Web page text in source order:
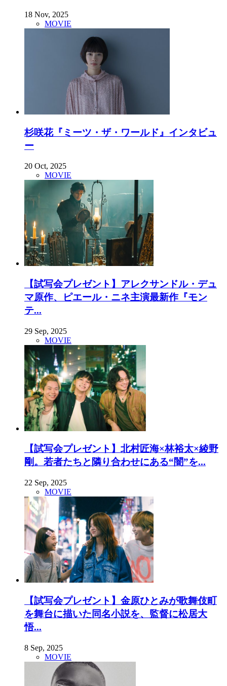
18 Nov, 2025
MOVIE
杉咲花『ミーツ・ザ・ワールド』インタビュ
ー
20 Oct, 2025
MOVIE
【試写会プレゼント】アレクサンドル・デュ
マ原作、ピエール・ニネ主演最新作『モン
テ...
29 Sep, 2025
MOVIE
【試写会プレゼント】北村匠海×林裕太×綾野
剛。若者たちと隣り合わせにある“闇”を...
22 Sep, 2025
MOVIE
【試写会プレゼント】金原ひとみが歌舞伎町
を舞台に描いた同名小説を、監督に松居大
悟...
8 Sep, 2025
MOVIE